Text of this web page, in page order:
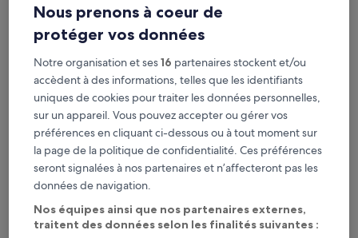
Hébergement
5.0 étoiles
Isparta
9.0
sur
Merveilleux,
(416 avis)
9,0/10 Merveilleux
Le
nouveau
prix
de
94 €
94 €
16 août - 17 août
Artan Hotel
Nous prenons à coeur de
protéger vos données
Notre organisation et ses16 partenaires stockent et/ou
accèdent à des informations, telles que les identifiants
uniques de cookies pour traiter les données personnelles,
sur un appareil. Vous pouvez accepter ou gérer vos
préférences en cliquant ci-dessous ou à tout moment sur
la page de la politique de confidentialité. Ces préférences
seront signalées à nos partenaires et n’affecteront pas les
données de navigation.
Nos équipes ainsi que nos partenaires externes,
traitent des données selon les finalités suivantes :